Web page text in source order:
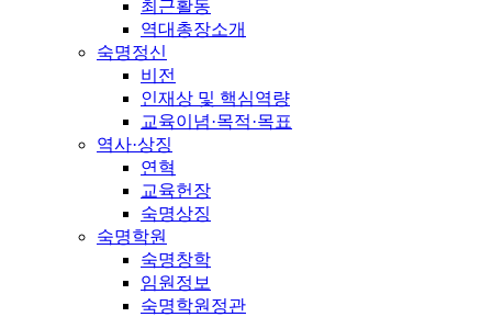
최근활동
역대총장소개
숙명정신
비전
인재상 및 핵심역량
교육이념·목적·목표
역사·상징
연혁
교육헌장
숙명상징
숙명학원
숙명창학
임원정보
숙명학원정관